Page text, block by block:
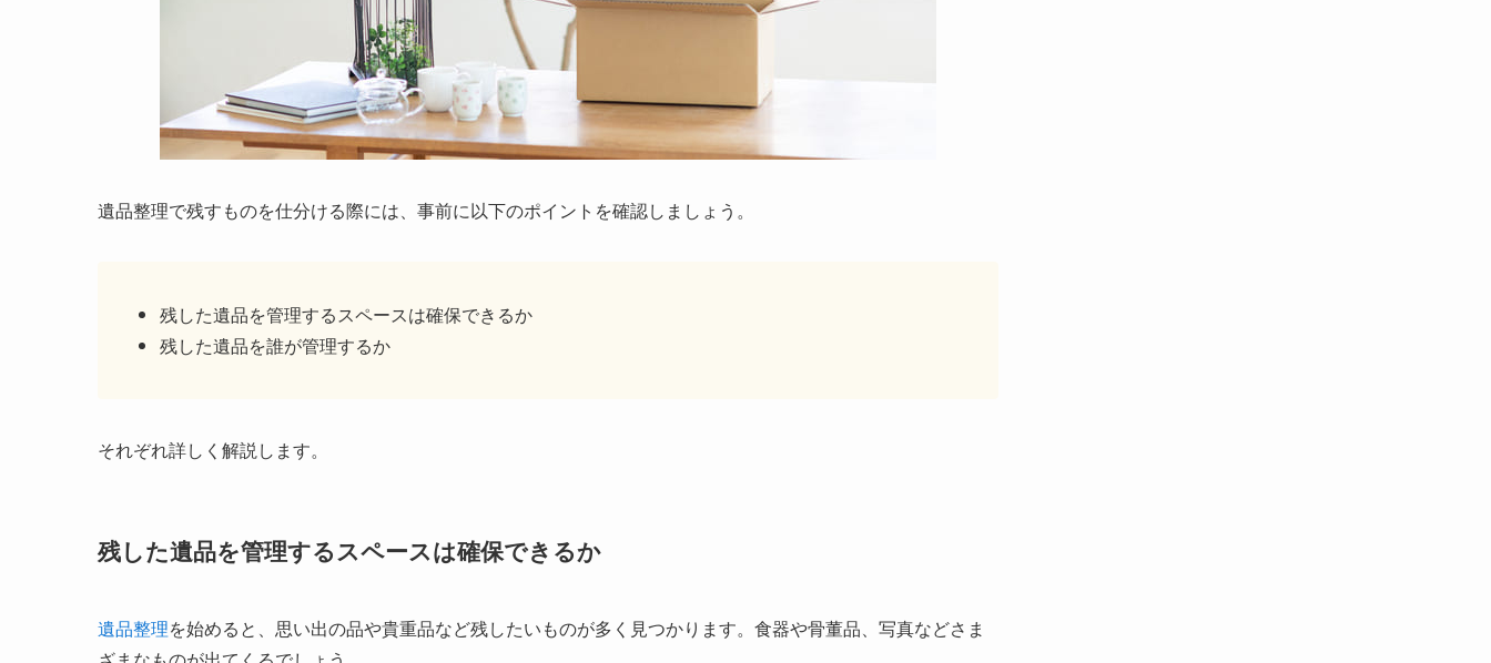
遺品整理で残すものを仕分ける際には、事前に以下のポイントを確認しましょう。
残した遺品を管理するスペースは確保できるか
残した遺品を誰が管理するか
それぞれ詳しく解説します。
残した遺品を管理するスペースは確保できるか
遺品整理を始めると、思い出の品や貴重品など残したいものが多く見つかります。食器や骨董品、写真などさま